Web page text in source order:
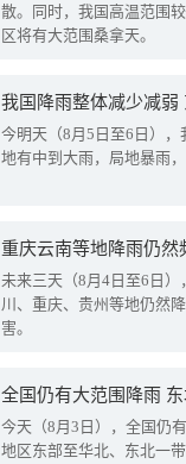
散。同时，我国高温范围
区将有大范围桑拿天。
我国降雨整体减少减弱
今明天（8月5日至6日）
地有中到大雨，局地暴雨
重庆云南等地降雨仍然
未来三天（8月4日至6日
川、重庆、贵州等地仍然
害。
全国仍有大范围降雨
今天（8月3日），全国仍
地区东部至华北、东北一